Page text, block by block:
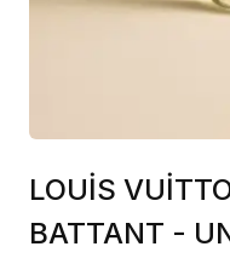
LOUİS
BATTANT -